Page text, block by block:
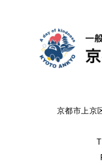
京都市上京